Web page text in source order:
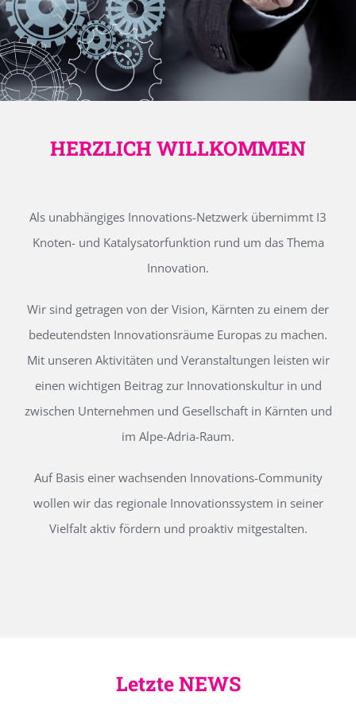
HERZLICH WILLKOMMEN
Als unabhängiges Innovations-Netzwerk übernimmt I3
Knoten- und Katalysatorfunktion rund um das Thema
Innovation.
Wir sind getragen von der Vision, Kärnten zu einem der
bedeutendsten Innovationsräume Europas zu machen.
Mit unseren Aktivitäten und Veranstaltungen leisten wir
einen wichtigen Beitrag zur Innovationskultur in und
zwischen Unternehmen und Gesellschaft in Kärnten und
im Alpe-Adria-Raum.
Auf Basis einer wachsenden Innovations-Community
wollen wir das regionale Innovationssystem in seiner
Vielfalt aktiv fördern und proaktiv mitgestalten.
Letzte NEWS